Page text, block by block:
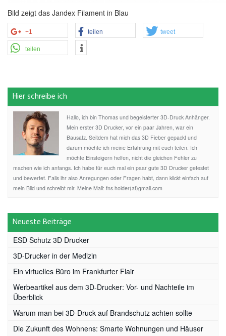
Bild zeigt das Jandex Filament in Blau
+1 teilen tweet
teilen
Hier schreibe ich
Hallo, ich bin Thomas und begeisterter 3D-Druck Anhänger.
Mein erster 3D Drucker, vor ein paar Jahren, war ein
Bausatz. Seitdem hat mich das 3D Fieber gepackt und
darum möchte ich meine Erfahrung mit euch teilen. Ich
möchte Einsteigern helfen, nicht die gleichen Fehler zu
machen wie ich anfangs. Ich habe für euch mal ein paar gute 3D Drucker getestet
und bewertet. Falls ihr also Anregungen oder Fragen habt, dann klickt einfach auf
mein Bild und schreibt mir. Meine Mail: fns.holder(at)gmail.com
Neueste Beiträge
ESD Schutz 3D Drucker
3D-Drucker in der Medizin
Ein virtuelles Büro im Frankfurter Flair
Werbeartikel aus dem 3D-Drucker: Vor- und Nachteile im
Überblick
Warum man bei 3D-Druck auf Brandschutz achten sollte
Die Zukunft des Wohnens: Smarte Wohnungen und Häuser